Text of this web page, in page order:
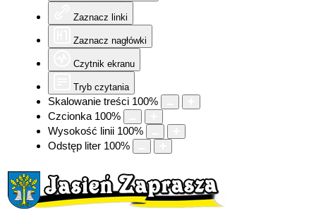
Zaznacz linki
Zaznacz nagłówki
Czytnik ekranu
Tryb czytania
Skalowanie treści 100%
Czcionka 100%
Wysokość linii 100%
Odstęp liter 100%